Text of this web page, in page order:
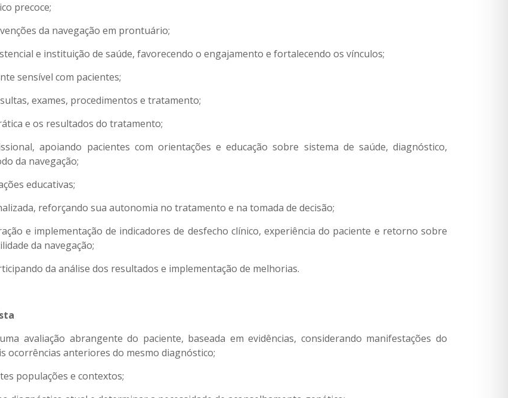
precoce;
da navegação em prontuário;
e instituição de saúde, favorecendo o engajamento e fortalecendo os vínculos;
sensível com pacientes;
exames, procedimentos e tratamento;
e os resultados do tratamento;
apoiando pacientes com orientações e educação sobre sistema de saúde, diagnóstico,
da navegação;
educativas;
reforçando sua autonomia no tratamento e na tomada de decisão;
e implementação de indicadores de desfecho clínico, experiência do paciente e retorno sobre
da navegação;
da análise dos resultados e implementação de melhorias.
avaliação abrangente do paciente, baseada em evidências, considerando manifestações do
anteriores do mesmo diagnóstico;
populações e contextos;